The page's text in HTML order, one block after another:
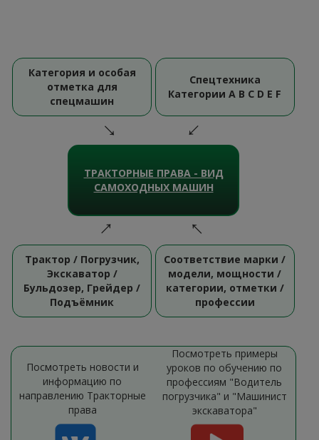
Категория и особая
отметка для
спецмашин
Спецтехника
Категории A B C D E F
ТРАКТОРНЫЕ ПРАВА - ВИД
САМОХОДНЫХ МАШИН
Трактор / Погрузчик,
Экскаватор /
Бульдозер, Грейдер /
Подъёмник
Соответствие марки /
модели, мощности /
категории, отметки /
профессии
Посмотреть новости и
информацию по
направлению Тракторные
права
Посмотреть примеры
уроков по обучению по
профессиям "Водитель
погрузчика" и "Машинист
экскаватора"